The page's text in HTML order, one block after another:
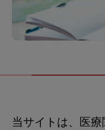
当サイトは、医